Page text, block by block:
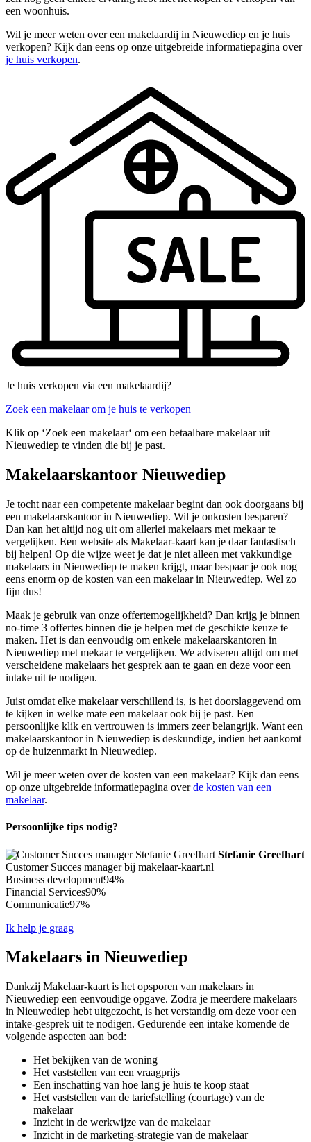
een woonhuis.
Wil je meer weten over een makelaardij in Nieuwediep en je huis
verkopen? Kijk dan eens op onze uitgebreide informatiepagina over
je huis verkopen.
Je huis verkopen via een makelaardij?
Zoek een makelaar om je huis te verkopen
Klik op ‘Zoek een makelaar‘ om een betaalbare makelaar uit
Nieuwediep te vinden die bij je past.
Makelaarskantoor Nieuwediep
Je tocht naar een competente makelaar begint dan ook doorgaans bij
een makelaarskantoor in Nieuwediep. Wil je onkosten besparen?
Dan kan het altijd nog uit om allerlei makelaars met mekaar te
vergelijken. Een website als Makelaar-kaart kan je daar fantastisch
bij helpen! Op die wijze weet je dat je niet alleen met vakkundige
makelaars in Nieuwediep te maken krijgt, maar bespaar je ook nog
eens enorm op de kosten van een makelaar in Nieuwediep. Wel zo
fijn dus!
Maak je gebruik van onze offertemogelijkheid? Dan krijg je binnen
no-time 3 offertes binnen die je helpen met de geschikte keuze te
maken. Het is dan eenvoudig om enkele makelaarskantoren in
Nieuwediep met mekaar te vergelijken. We adviseren altijd om met
verscheidene makelaars het gesprek aan te gaan en deze voor een
intake uit te nodigen.
Juist omdat elke makelaar verschillend is, is het doorslaggevend om
te kijken in welke mate een makelaar ook bij je past. Een
persoonlijke klik en vertrouwen is immers zeer belangrijk. Want een
makelaarskantoor in Nieuwediep is deskundige, indien het aankomt
op de huizenmarkt in Nieuwediep.
Wil je meer weten over de kosten van een makelaar? Kijk dan eens
op onze uitgebreide informatiepagina overde kosten van een
makelaar.
Persoonlijke tips nodig?
Stefanie Greefhart
Customer Succes manager bij makelaar-kaart.nl
Business development94%
Financial Services90%
Communicatie97%
Ik help je graag
Makelaars in Nieuwediep
Dankzij Makelaar-kaart is het opsporen van makelaars in
Nieuwediep een eenvoudige opgave. Zodra je meerdere makelaars
in Nieuwediep hebt uitgezocht, is het verstandig om deze voor een
intake-gesprek uit te nodigen. Gedurende een intake komende de
volgende aspecten aan bod:
Het bekijken van de woning
Het vaststellen van een vraagprijs
Een inschatting van hoe lang je huis te koop staat
Het vaststellen van de tariefstelling (courtage) van de
makelaar
Inzicht in de werkwijze van de makelaar
Inzicht in de marketing-strategie van de makelaar